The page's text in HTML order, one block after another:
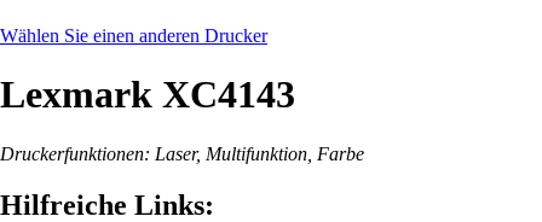
Wählen Sie einen anderen Drucker
Lexmark XC4143
Druckerfunktionen: Laser, Multifunktion, Farbe
Hilfreiche Links: